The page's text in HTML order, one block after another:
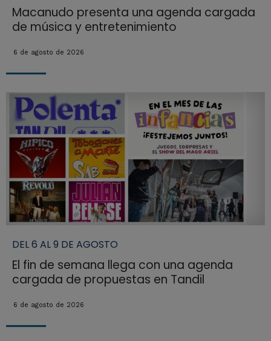
Macanudo presenta una agenda cargada
de música y entretenimiento
6 de agosto de 2026
DEL 6 AL 9 DE AGOSTO
El fin de semana llega con una agenda
cargada de propuestas en Tandil
6 de agosto de 2026